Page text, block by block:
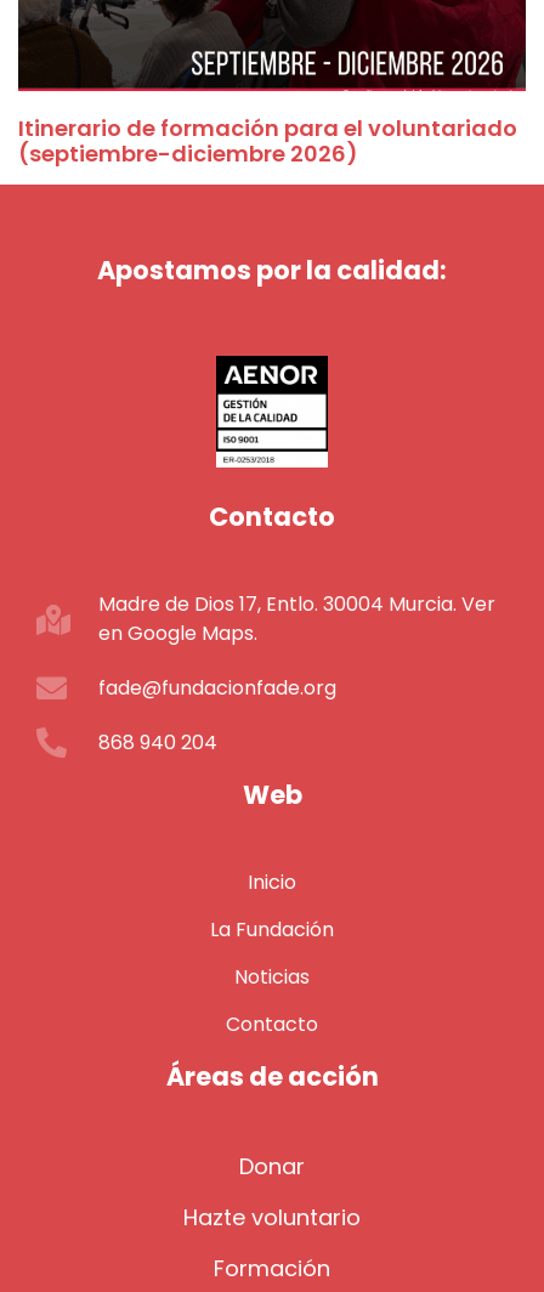
Itinerario de formación para el voluntariado
(septiembre-diciembre 2026)
Apostamos por la calidad:
Contacto
Madre de Dios 17, Entlo. 30004 Murcia. Ver
en Google Maps.
fade@fundacionfade.org
868 940 204
Web
Inicio
La Fundación
Noticias
Contacto
Áreas de acción
Donar
Hazte voluntario
Formación